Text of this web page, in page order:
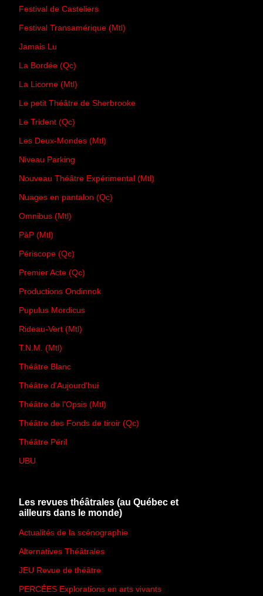
Festival de Casteliers
Festival Transamérique (Mtl)
Jamais Lu
La Bordée (Qc)
La Licorne (Mtl)
Le petit Théâtre de Sherbrooke
Le Trident (Qc)
Les Deux-Mondes (Mtl)
Niveau Parking
Nouveau Théâtre Expérimental (Mtl)
Nuages en pantalon (Qc)
Omnibus (Mtl)
PàP (Mtl)
Périscope (Qc)
Premier Acte (Qc)
Productions Ondinnok
Pupulus Mordicus
Rideau-Vert (Mtl)
T.N.M. (Mtl)
Théâtre Blanc
Théâtre d'Aujourd'hui
Théâtre de l'Opsis (Mtl)
Théâtre des Fonds de tiroir (Qc)
Théâtre Péril
UBU
Les revues théâtrales (au Québec et
ailleurs dans le monde)
Actualités de la scénographie
Alternatives Théâtrales
JEU Revue de théâtre
PERCÉES Explorations en arts vivants